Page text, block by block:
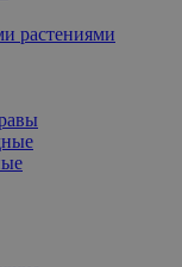
растениями